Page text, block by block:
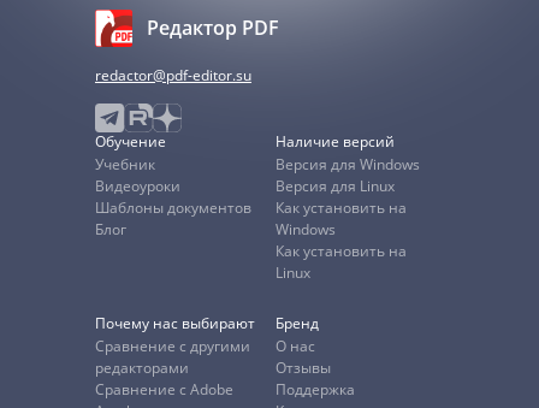
Редактор PDF
redactor@pdf-editor.su
Обучение
Учебник
Видеоуроки
Шаблоны документов
Блог
Наличие версий
Версия для Windows
Версия для Linux
Как установить на
Windows
Как установить на
Linux
Почему нас выбирают
Сравнение с другими
редакторами
Сравнение с Adobe
Бренд
О нас
Отзывы
Поддержка